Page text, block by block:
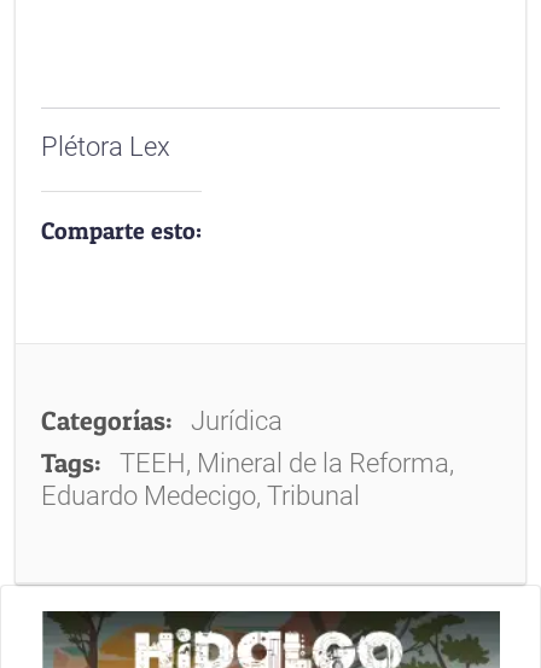
Plétora Lex
Comparte esto:
Categorías: Jurídica
Tags:
TEEH, Mineral de la Reforma,
Eduardo Medecigo, Tribunal